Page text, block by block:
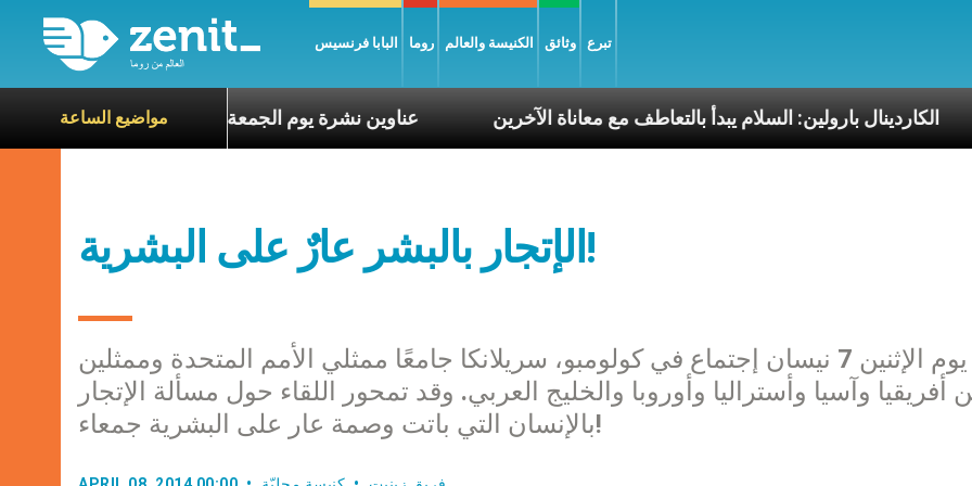
البابا فرنسيس روما الكنيسة والعالم وثائق تبرع
مواضيع الساعةعناوين نشرة يوم الجمعة 7 آب 2026: السلام يُبنى بصبر يومًا بعد يوم الكاردينال بارولين: السلام يبدأ بالتعاطف مع معاناة الآخرين
الإتجار بالبشر عارٌ على البشرية!
عُقد يوم الإثنين 7 نيسان إجتماع في كولومبو، سريلانكا جامعًا ممثلي الأمم المتحدة وممثلين
أفريقيا وآسيا وأستراليا وأوروبا والخليج العربي. وقد تمحور اللقاء حول مسألة الإتجار
بالإنسان التي باتت وصمة عار على البشرية جمعاء!